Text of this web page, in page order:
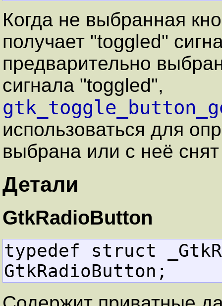
Когда не выбранная
получает "toggled"
предварительно
сигнала "toggled",
использоваться для
выбрана или с неё
Детали
GtkRadioButton
typedef struct
GtkRadioButton;